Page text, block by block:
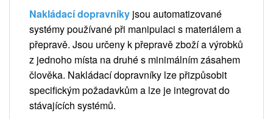
Nakládací dopravníky jsou automatizované
systémy používané při manipulaci s materiálem a
přepravě. Jsou určeny k přepravě zboží a výrobků
z jednoho místa na druhé s minimálním zásahem
člověka. Nakládací dopravníky lze přizpůsobit
specifickým požadavkům a lze je integrovat do
stávajících systémů.